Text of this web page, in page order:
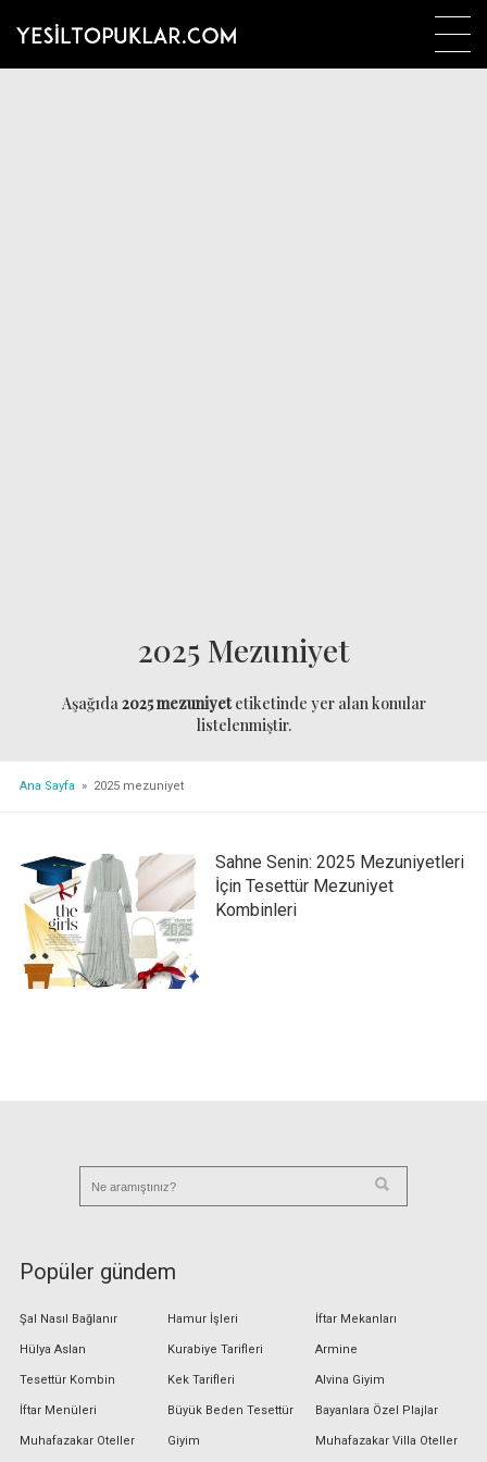
2025 Mezuniyet
Aşağıda2025 mezuniyetetiketinde yer alan konular
listelenmiştir.
Ana Sayfa » 2025 mezuniyet
Sahne Senin: 2025 Mezuniyetleri
İçin Tesettür Mezuniyet
Kombinleri
Popüler gündem
Şal Nasıl Bağlanır
Hülya Aslan
Tesettür Kombin
İftar Menüleri
Muhafazakar Oteller
Hamur İşleri
Kurabiye Tarifleri
Kek Tarifleri
Büyük Beden Tesettür
Giyim
İftar Mekanları
Armine
Alvina Giyim
Bayanlara Özel Plajlar
Muhafazakar Villa Oteller